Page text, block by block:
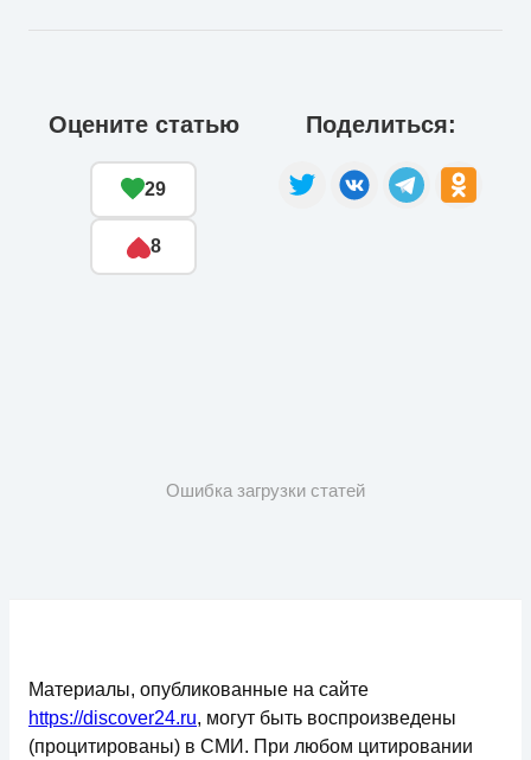
Оцените статью
29
8
Поделиться:
Ошибка загрузки статей
Материалы, опубликованные на сайте
https://discover24.ru, могут быть воспроизведены
(процитированы) в СМИ. При любом цитировании